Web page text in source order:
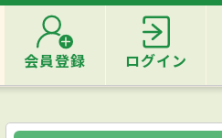
会員登録 ログイン